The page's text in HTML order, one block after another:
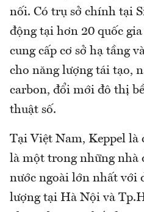
nối. Có trụ sở chính tại
động tại hơn 20 quốc
cung cấp cơ sở hạ tầng
cho năng lượng tái tạo,
carbon, đổi mới đô thị
thuật số.
Tại Việt Nam, Keppel là
là một trong những nhà
nước ngoài lớn nhất với
lượng tại Hà Nội và